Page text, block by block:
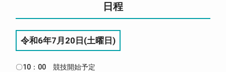
日程
令和6年7月20日(土曜日)
〇10：00 競技開始予定